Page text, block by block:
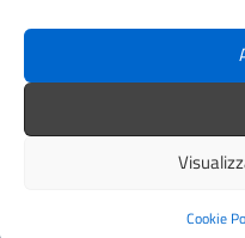
Cookie
Amministrazione
Albo Pretorio
Cookie Policy